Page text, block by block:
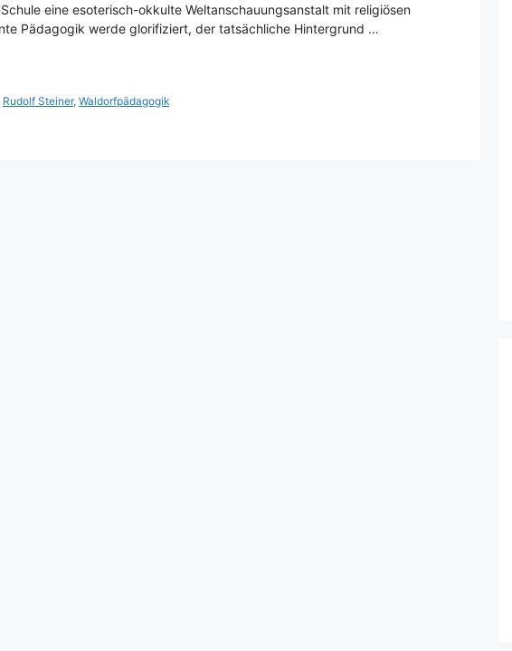
eine esoterisch-okkulte Weltanschauungsanstalt mit religiösen
Pädagogik werde glorifiziert, der tatsächliche Hintergrund …
Rudolf Steiner,Waldorfpädagogik